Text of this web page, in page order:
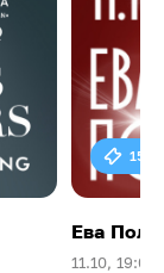
15
Ева
11.10, 19:00